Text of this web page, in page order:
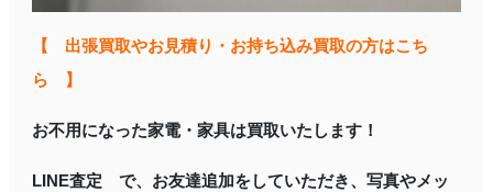
【 出張買取やお見積り・お持ち込み買取の方はこち
ら 】
お不用になった家電・家具は買取いたします！
LINE査定 で、お友達追加をしていただき、写真やメッ